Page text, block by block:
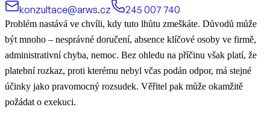
konzultace@arws.cz 245 007 740
Problém nastává ve chvíli, kdy tuto lhůtu zmeškáte. Důvodů může
být mnoho – nesprávné doručení, absence klíčové osoby ve firmě,
administrativní chyba, nemoc. Bez ohledu na příčinu však platí, že
platební rozkaz, proti kterému nebyl včas podán odpor, má stejné
účinky jako pravomocný rozsudek. Věřitel pak může okamžitě
požádat o exekuci.